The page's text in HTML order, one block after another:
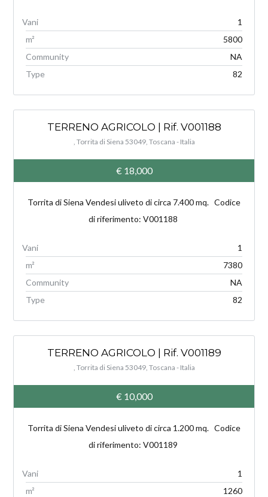
1
m²
5800
Community
NA
Type
82
TERRENO AGRICOLO | Rif. V001188
, Torrita di Siena 53049, Toscana - Italia
€ 18,000
Torrita di Siena Vendesi uliveto di circa 7.400 mq. Codice
di riferimento: V001188
1
m²
7380
Community
NA
Type
82
TERRENO AGRICOLO | Rif. V001189
, Torrita di Siena 53049, Toscana - Italia
€ 10,000
Torrita di Siena Vendesi uliveto di circa 1.200 mq. Codice
di riferimento: V001189
1
m²
1260